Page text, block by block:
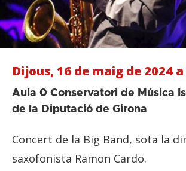
Dijous, 16 de maig de 2024
Aula 0 Conservatori de Música
de la Diputació de Girona
Concert de la Big Band, sota la
saxofonista Ramon Cardo.